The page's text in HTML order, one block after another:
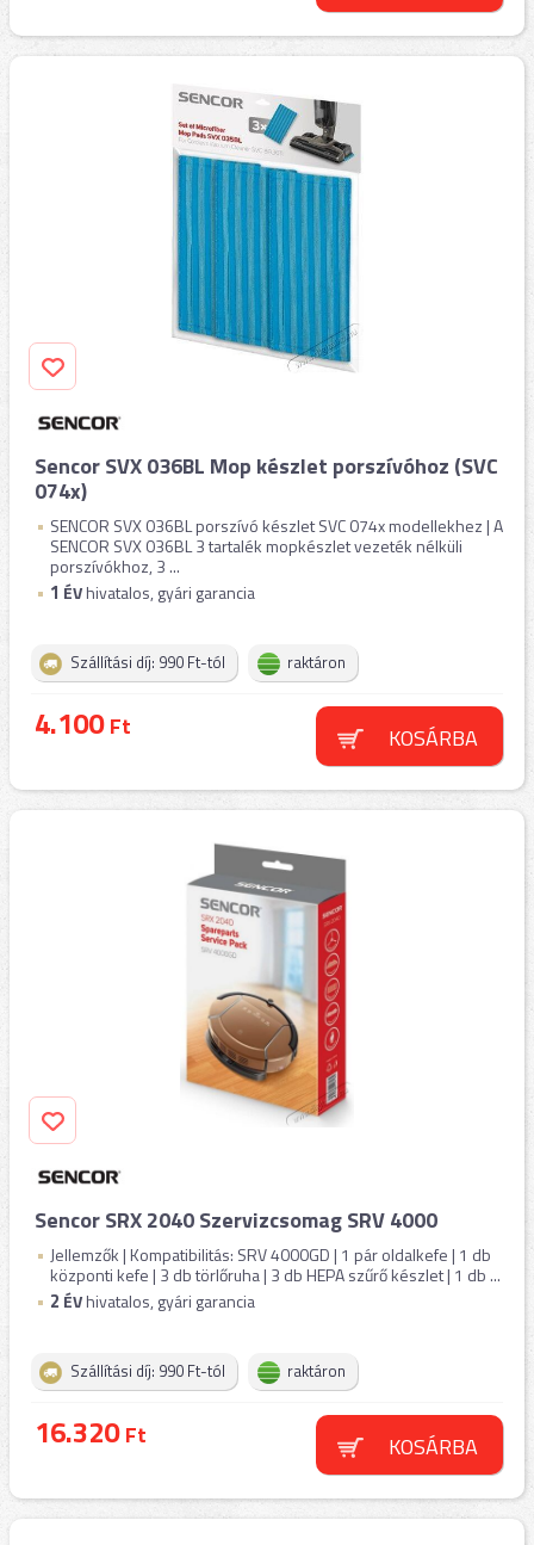
Sencor SVX 036BL Mop készlet porszívóhoz (SVC
074x)
SENCOR SVX 036BL porszívó készlet SVC 074x modellekhez | A
SENCOR SVX 036BL 3 tartalék mopkészlet vezeték nélküli
porszívókhoz, 3 ...
1 ÉVhivatalos, gyári garancia
Szállítási díj: 990 Ft-tól raktáron
4.100Ft KOSÁRBA
Sencor SRX 2040 Szervizcsomag SRV 4000
Jellemzők | Kompatibilitás: SRV 4000GD | 1 pár oldalkefe | 1 db
központi kefe | 3 db törlőruha | 3 db HEPA szűrő készlet | 1 db ...
2 ÉVhivatalos, gyári garancia
Szállítási díj: 990 Ft-tól raktáron
16.320Ft KOSÁRBA